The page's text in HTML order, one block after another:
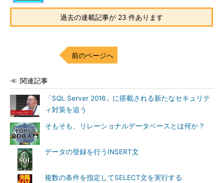
分離や会社としてのルールをあらためて整える必要もあるでしょ
う。当然ですが自身としても、SQL Server側のセッション監視
ちなみに、上記の「危険性を指摘する」とは、止まってはなら
ない基幹データベースのレコードを担当者が直接閲覧／編集でき
しまう、あるいは持ち出されてしまう「データ漏えいの危険性」
のことです。今回のトラブル例のように不測の事態を引き起こす
リスクと、その対応策も併せて報告し、そして対策していくこと
が重要です。
「もっと危機的なトランザクションログの拡張エラーが発生し
た」の場合の解決手順
安易に再起動せず、まずログ／システム情報を取得す
過去の連載記事が 23 件あります
前のページへ
関連記事
「SQL Server 2016」に搭載される新たなセキュリテ
ィ対策を追う
そもそも、リレーショナルデータベースとは何か？
データの登録を行うINSERT文
複数の条件を指定してSELECT文を実行する